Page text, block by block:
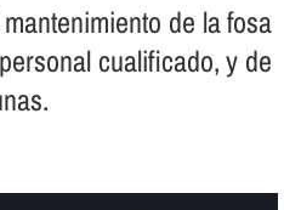
de la fosa
cualificado, y de